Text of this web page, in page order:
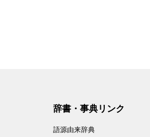
辞書・事典リンク
語源由来辞典